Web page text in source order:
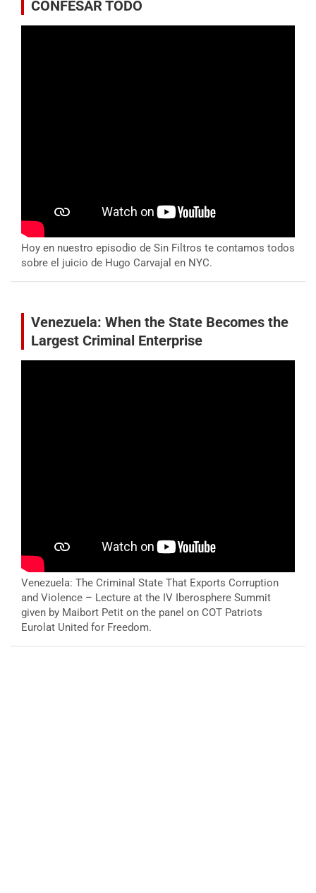
CONFESAR TODO
Hoy en nuestro episodio de Sin Filtros te contamos todos
sobre el juicio de Hugo Carvajal en NYC.
Venezuela: When the State Becomes the
Largest Criminal Enterprise
Venezuela: The Criminal State That Exports Corruption
and Violence – Lecture at the IV Iberosphere Summit
given by Maibort Petit on the panel on COT Patriots
Eurolat United for Freedom.